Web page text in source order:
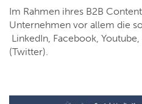
Im Rahmen ihres B2B
Unternehmen vor allem die
LinkedIn, Facebook,
(Twitter).